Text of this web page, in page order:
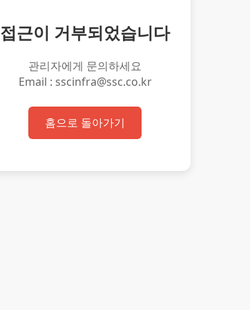
접근이 거부되었습니다
관리자에게 문의하세요
Email : sscinfra@ssc.co.kr
홈으로 돌아가기